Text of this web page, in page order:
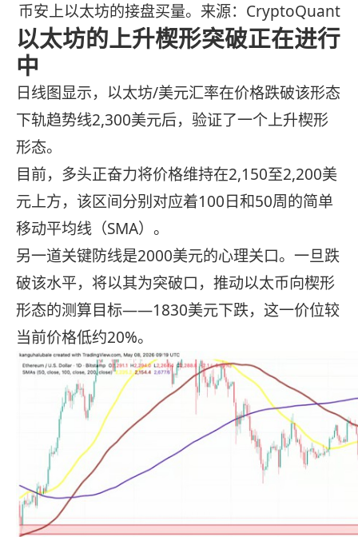
币安上以太坊的接盘买量。来源：CryptoQuant
以太坊的上升楔形突破正在进行
中
日线图显示，以太坊/美元汇率在价格跌破该形态
下轨趋势线2,300美元后，验证了一个上升楔形
形态。
目前，多头正奋力将价格维持在2,150至2,200美
元上方，该区间分别对应着100日和50周的简单
移动平均线（SMA）。
另一道关键防线是2000美元的心理关口。一旦跌
破该水平，将以其为突破口，推动以太币向楔形
形态的测算目标——1830美元下跌，这一价位较
当前价格低约20%。